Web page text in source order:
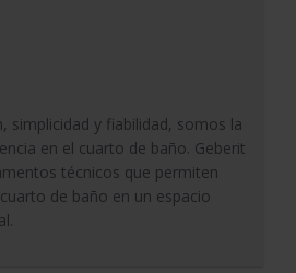
simplicidad y fiabilidad, somos la
en el cuarto de baño. Geberit
técnicos que permiten
de baño en un espacio